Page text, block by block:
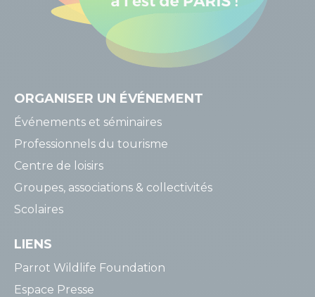
ORGANISER UN ÉVÉNEMENT
Événements et séminaires
Professionnels du tourisme
Centre de loisirs
Groupes, associations & collectivités
Scolaires
LIENS
Parrot Wildlife Foundation
Espace Presse